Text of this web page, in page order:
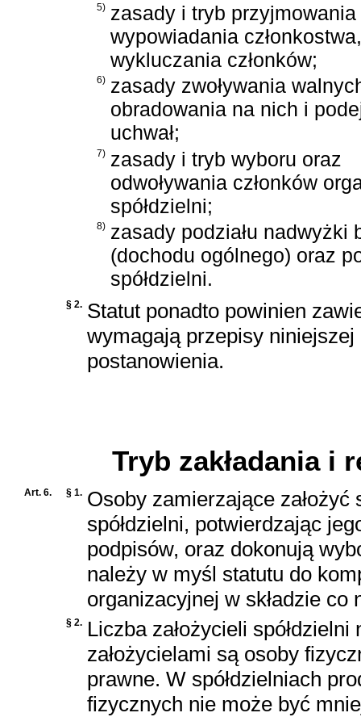
5) zasady i tryb przyjmowania
wypowiadania
wykluczania członków;
6) zasady zwoływania
obradowania na nich i
uchwał;
7) zasady i tryb wyboru oraz
odwoływania członków
spółdzielni;
8) zasady podziału nadwyżki
(dochodu ogólnego) oraz
spółdzielni.
§ 2. Statut ponadto powinien
wymagają przepisy
postanowienia.
Tryb zakładania i
Art. 6. § 1. Osoby zamierzające założyć
spółdzielni, potwierdzając
podpisów, oraz dokonują
należy w myśl statutu do
organizacyjnej w składzie co
§ 2. Liczba założycieli
założycielami są osoby
prawne. W spółdzielniach
fizycznych nie może być